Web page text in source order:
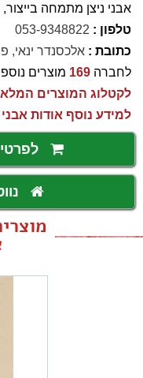
אבני ניצן מתמחה בייצור,
טלפון : 053-9348822
כתובת : אלכסנדר ינאי,
לחברה 169 מוצרים
לקטלוג המוצרים
למידע נוסף אודות אבני